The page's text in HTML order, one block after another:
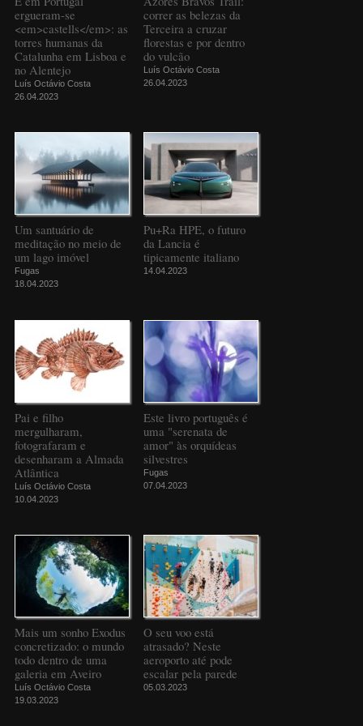
ergueram-se
<em>castells</em>: as
torres humanas da
Catalunha em Lisboa e
no Alentejo
Luís Octávio Costa
26.04.2023
correr as belezas da
Terceira a cruzar
florestas e por dentro
do vulcão
Luís Octávio Costa
26.04.2023
Um santuário de
meditação no meio de
um lago imóvel
Fugas
18.04.2023
Pu+Ra HPE, o futuro
da Lancia é
tipicamente italiano
14.04.2023
Pai e filho
mergulharam,
fotografaram e
desenharam a Almada
Atlântica
Luís Octávio Costa
10.04.2023
Este livro português é
uma "serenata de
amor" às orquídeas
silvestres
Fugas
07.04.2023
Mais um sonho Exodus
concretizado: o mundo
todo dentro de uma
galeria em Aveiro
Luís Octávio Costa
19.03.2023
O seu voo está
atrasado? Neste
aeroporto até pode
escalar pela parede
05.03.2023